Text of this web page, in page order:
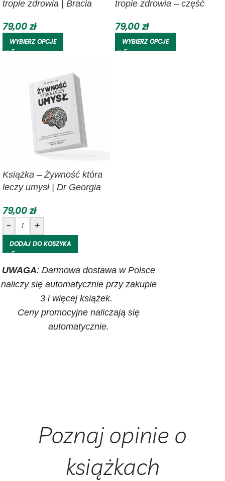
tropie zdrowia | Bracia
79,00zł
WYBIERZ OPCJE
tropie zdrowia – część
79,00zł
WYBIERZ OPCJE
Książka – Żywność która
leczy umysł | Dr Georgia
79,00zł
-
+
DODAJ DO KOSZYKA
UWAGA: Darmowa dostawa w Polsce
naliczy się automatycznie przy zakupie
3 i więcej książek.
Ceny promocyjne naliczają się
automatycznie.
Poznaj opinie o
książkach